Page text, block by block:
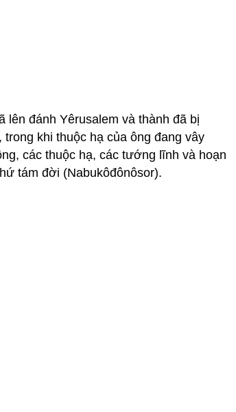
lên đánh Yêrusalem và thành đã bị
khi thuộc hạ của ông đang vây
các thuộc hạ, các tướng lĩnh và hoạn
tám đời (Nabukôđônôsor).